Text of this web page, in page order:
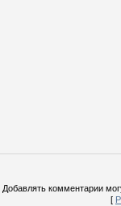
Добавлять комментарии
[